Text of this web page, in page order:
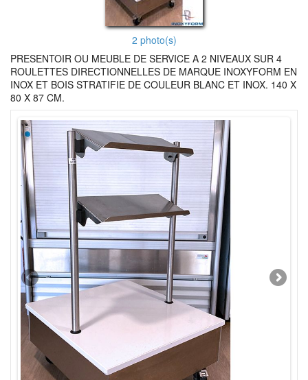
2 photo(s)
PRESENTOIR OU MEUBLE DE SERVICE A 2 NIVEAUX SUR 4
ROULETTES DIRECTIONNELLES DE MARQUE INOXYFORM EN
INOX ET BOIS STRATIFIE DE COULEUR BLANC ET INOX. 140 X
80 X 87 CM.